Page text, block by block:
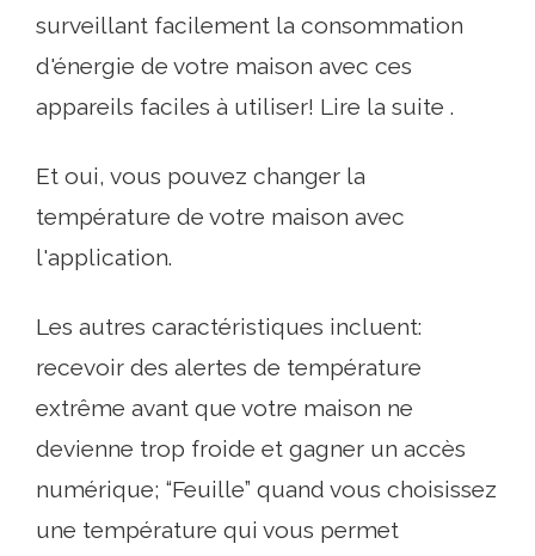
surveillant facilement la consommation
d'énergie de votre maison avec ces
appareils faciles à utiliser! Lire la suite .
Et oui, vous pouvez changer la
température de votre maison avec
l'application.
Les autres caractéristiques incluent:
recevoir des alertes de température
extrême avant que votre maison ne
devienne trop froide et gagner un accès
numérique; “Feuille” quand vous choisissez
une température qui vous permet